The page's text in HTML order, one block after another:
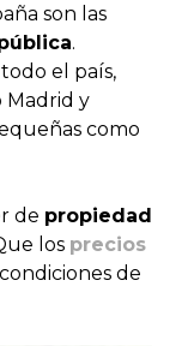
son las
.
el país,
Madrid y
como
de propiedad
los precios
de